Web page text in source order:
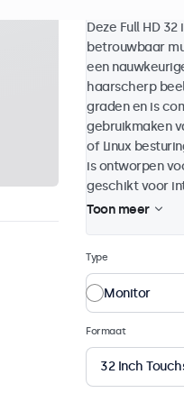
Deze Full HD
betrouwbaar
een
haarscherp
graden en is
gebruikmaken
of Linux
is ontworpen
geschikt voor
Toon meer
Type
Monitor
Formaat
32 Inch